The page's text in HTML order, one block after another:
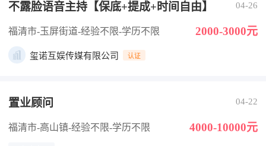
不露脸语音主持【保底+提成+时间自由】 04-26
福清市-玉屏街道-经验不限-学历不限 2000-3000元
玺诺互娱传媒有限公司 认证
置业顾问 04-22
福清市-高山镇-经验不限-学历不限 4000-10000元